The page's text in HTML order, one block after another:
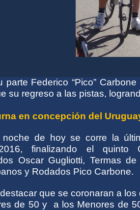
parte Federico “Pico”
su regreso a las pistas,
en concepción del
de hoy se corre la
2016, finalizando el quinto
Oscar Gugliotti, Termas
y Rodados Pico Carbone.
que se coronaran a
de 50 y a los Menores de